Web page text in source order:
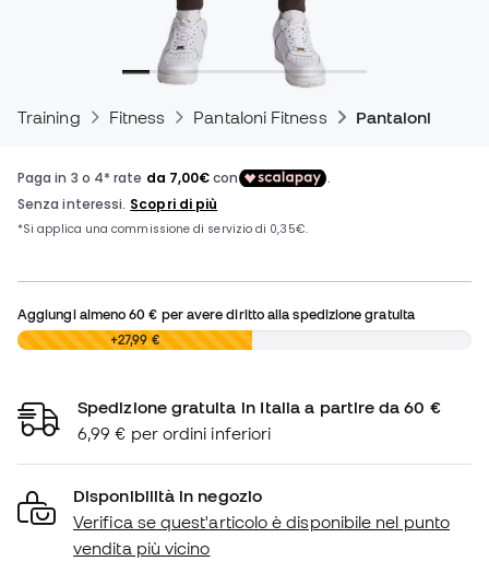
Training Fitness Pantaloni Fitness Pantaloni
Aggiungi almeno60 € per avere diritto alla spedizione gratuita
0,00 € +27,99 €
Spedizione gratuita in Italia a partire da 60 €
6,99 € per ordini inferiori
Disponibilità in negozio
Verifica se quest'articolo è disponibile nel punto
vendita più vicino